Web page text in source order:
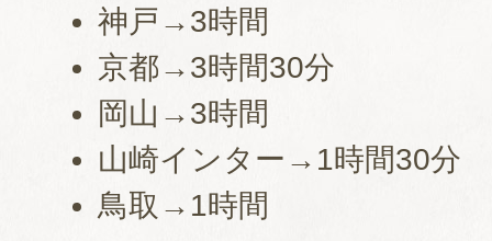
神戸→3時間
京都→3時間30分
岡山→3時間
山崎インター→1時間30分
鳥取→1時間